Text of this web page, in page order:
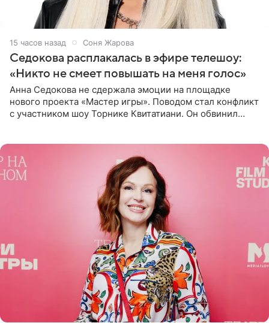
15 часов назад Соня Жарова
Седокова расплакалась в эфире телешоу:
«Никто не смеет повышать на меня голос»
Анна Седокова не сдержала эмоции на площадке
нового проекта «Мастер игры». Поводом стал конфликт
с участником шоу Торнике Квитатиани. Он обвинил